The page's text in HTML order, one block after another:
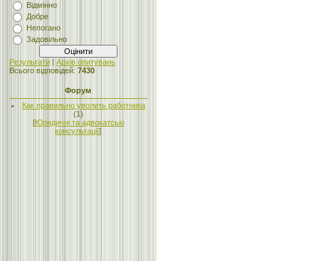
Відмінно
Добре
Непогано
Задовільно
Результати | Архів опитувань
Всього відповідей: 7430
Форум
Как правильно уволить работника
(1)
[Юридичні та адвокатські
консультації]